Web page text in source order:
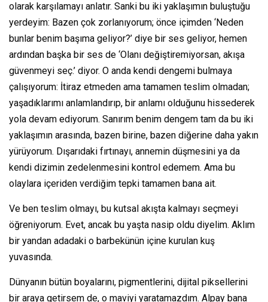
olarak karşılamayı anlatır. Sanki bu iki yaklaşımın buluştuğu
yerdeyim: Bazen çok zorlanıyorum; önce içimden ‘Neden
bunlar benim başıma geliyor?’ diye bir ses geliyor, hemen
ardından başka bir ses de ‘Olanı değiştiremiyorsan, akışa
güvenmeyi seç.’ diyor. O anda kendi dengemi bulmaya
çalışıyorum: İtiraz etmeden ama tamamen teslim olmadan;
yaşadıklarımı anlamlandırıp, bir anlamı olduğunu hissederek
yola devam ediyorum. Sanırım benim dengem tam da bu iki
yaklaşımın arasında, bazen birine, bazen diğerine daha yakın
yürüyorum. Dışarıdaki fırtınayı, annemin düşmesini ya da
kendi dizimin zedelenmesini kontrol edemem. Ama bu
olaylara içeriden verdiğim tepki tamamen bana ait.
Ve ben teslim olmayı, bu kutsal akışta kalmayı seçmeyi
öğreniyorum. Evet, ancak bu yaşta nasip oldu diyelim. Aklım
bir yandan adadaki o barbekünün içine kurulan kuş
yuvasında.
Dünyanın bütün boyalarını, pigmentlerini, dijital piksellerini
bir araya getirsem de, o maviyi yaratamazdım. Alpay bana